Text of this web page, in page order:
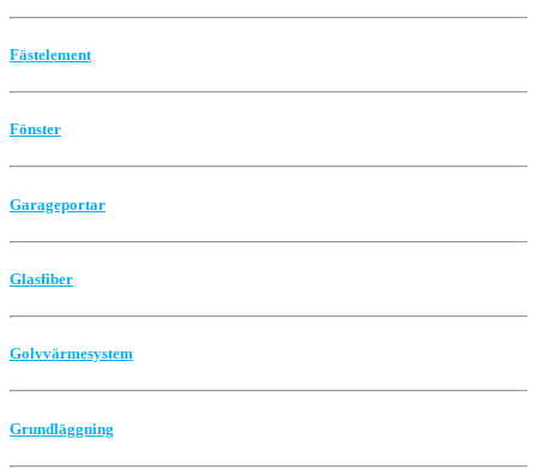
Fästelement
Fönster
Garageportar
Glasfiber
Golvvärmesystem
Grundläggning